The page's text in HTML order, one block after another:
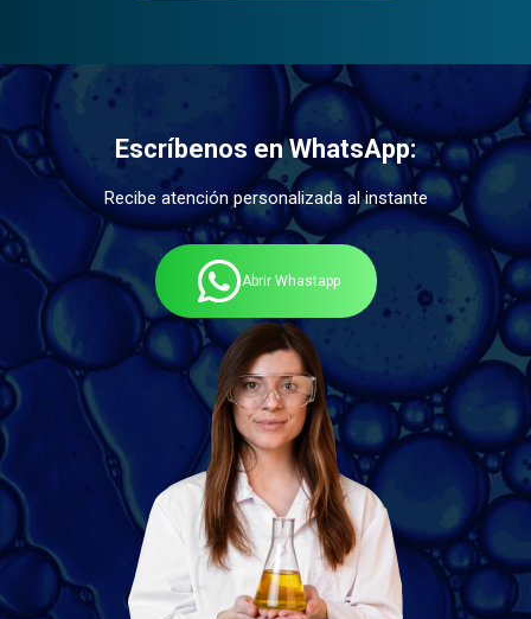
Escríbenos en WhatsApp:
Recibe atención personalizada al instante
Abrir Whastapp